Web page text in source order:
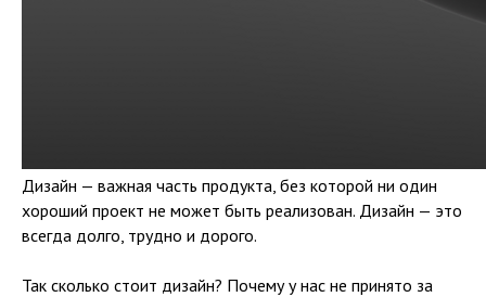
Дизайн — важная часть продукта, без которой ни один
хороший проект не может быть реализован. Дизайн — это
всегда долго, трудно и дорого.
Так сколько стоит дизайн? Почему у нас не принято за